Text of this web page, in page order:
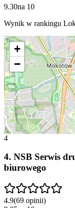
9.30na 10
Wynik w rankingu
+
−
4
4. NSB Serwis
biurowego
4.9(69 opinii)